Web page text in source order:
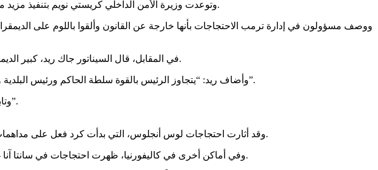
وتوعدت وزيرة الأمن الداخلي كريستي نويم بتنفيذ مزيد من العمليات لاعتقال المشتبه بهم في انتهاك قوانين الهجرة، مما أدى إلى تمديد حملة القمع التي أثارت الاحتجاجات.
ووصف مسؤولون في إدارة ترمب الاحتجاجات بأنها خارجة عن القانون وألقوا باللوم على
في المقابل، قال السيناتور جاك ريد، كبير الديمقراطيين في لجنة القوات المسلحة بمجلس الشيوخ، إنه “منزعج بشدة” من نشر ترامب قوات مشاة بحرية نشطة.
وأضاف ريد: “يتجاوز الرئيس بالقوة سلطة الحاكم ورئيس البلدية ويستخدم الجيش كسلاح سياسي”، واعتبر “هذه الخطوة غير المسبوقة تهدد بتحويل الوضع المتوتر إلى أزمة وطنية”.
وتابع: “منذ تأسيس أمتنا، الشعب الأميركي واضح تماماً.. لا نريد أن يقوم الجيش بإنفاذ القانون على الأراضي الأميركية”.
وقد أثارت احتجاجات لوس أنجلوس، التي بدأت كرد فعل على مداهمات المهاجرين واعتقال عشرات الأشخاص، مظاهرات مماثلة في جميع أنحاء الولايات المتحدة في الساعات الأخيرة.
وفي أماكن أخرى في كاليفورنيا، ظهرت احتجاجات في سانتا آنا – الواقعة جنوب شرق لوس أنجلوس – وسان فرانسيسكو، على الساحل حيث تم اعتقال حوالي 150 شخصاً، الأحد.